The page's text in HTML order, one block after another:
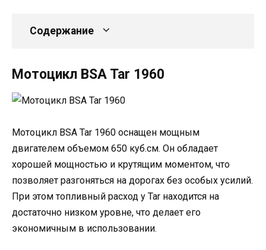
Содержание
Мотоцикл BSA Tar 1960
Мотоцикл BSA Tar 1960 оснащен мощным
двигателем объемом 650 куб.см. Он обладает
хорошей мощностью и крутящим моментом, что
позволяет разгоняться на дорогах без особых усилий.
При этом топливный расход у Tar находится на
достаточно низком уровне, что делает его
экономичным в использовании.